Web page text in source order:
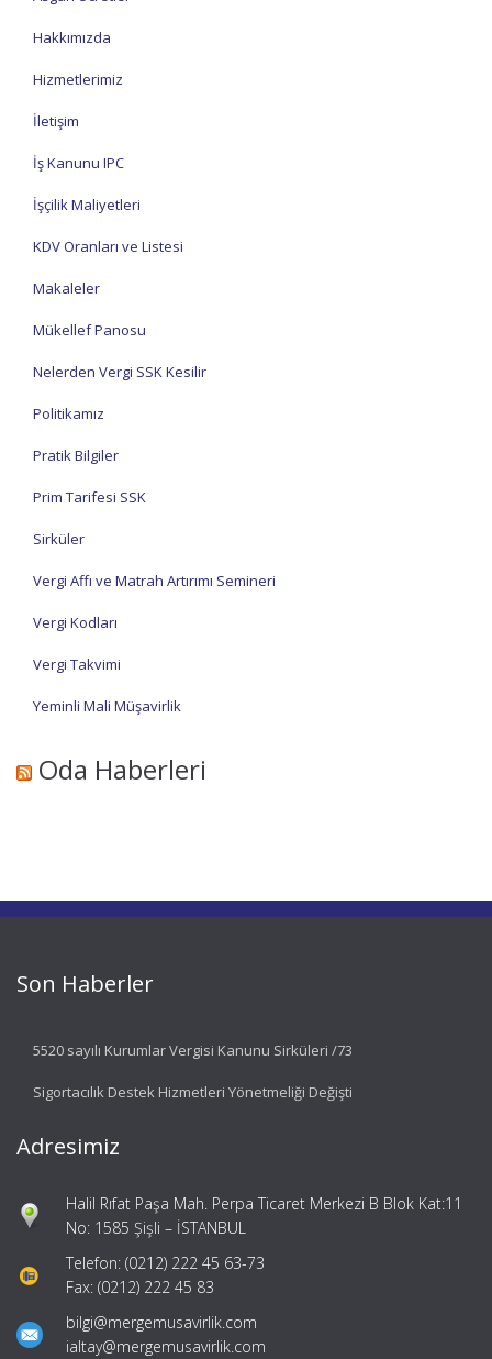
Hakkımızda
Hizmetlerimiz
İletişim
İş Kanunu IPC
İşçilik Maliyetleri
KDV Oranları ve Listesi
Makaleler
Mükellef Panosu
Nelerden Vergi SSK Kesilir
Politikamız
Pratik Bilgiler
Prim Tarifesi SSK
Sirküler
Vergi Affı ve Matrah Artırımı Semineri
Vergi Kodları
Vergi Takvimi
Yeminli Mali Müşavirlik
Oda Haberleri
Son Haberler
5520 sayılı Kurumlar Vergisi Kanunu Sirküleri /73
Sigortacılık Destek Hizmetleri Yönetmeliği Değişti
Adresimiz
Halil Rıfat Paşa Mah. Perpa Ticaret Merkezi B Blok Kat:11
No: 1585 Şişli – İSTANBUL
Telefon: (0212) 222 45 63-73
Fax: (0212) 222 45 83
bilgi@mergemusavirlik.com
ialtay@mergemusavirlik.com